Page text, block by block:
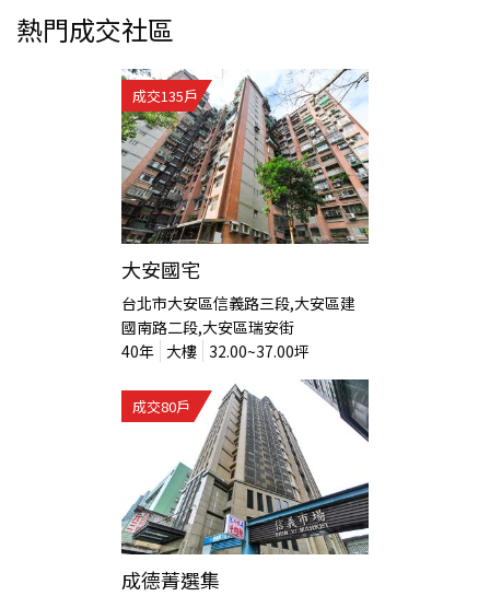
熱門成交社區
成交135戶
大安國宅
台北市大安區信義路三段,大安區建
國南路二段,大安區瑞安街
40年 大樓 32.00~37.00坪
成交80戶
成德菁選集